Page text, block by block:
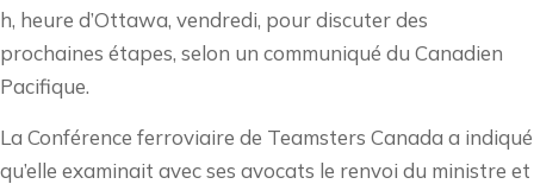
h, heure d’Ottawa, vendredi, pour discuter des
prochaines étapes, selon un communiqué du Canadien
Pacifique.
La Conférence ferroviaire de Teamsters Canada a indiqué
qu’elle examinait avec ses avocats le renvoi du ministre et